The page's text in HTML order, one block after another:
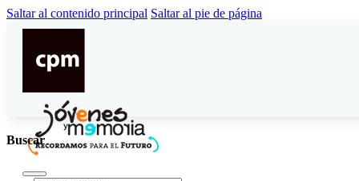
Saltar al contenido principal Saltar al pie de página
Buscar